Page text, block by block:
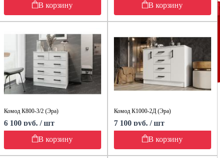
В корзину
В корзину
Комод К800-3/2 (Эра)
6 100 руб. / шт
В корзину
Комод К1000-2Д (Эра)
7 100 руб. / шт
В корзину